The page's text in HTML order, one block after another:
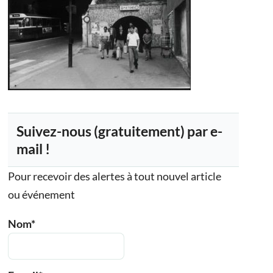
Suivez-nous (gratuitement) par e-
mail !
Pour recevoir des alertes à tout nouvel article
ou événement
Nom*